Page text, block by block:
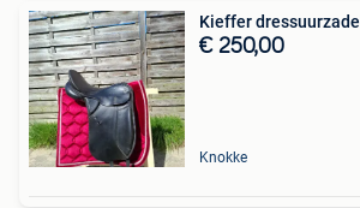
Kieffer dressuurzadel
€ 250,00
Knokke